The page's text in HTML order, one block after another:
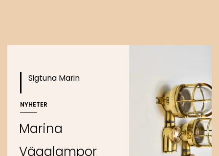
Sigtuna Marin
NYHETER
Marina
Vägglampor